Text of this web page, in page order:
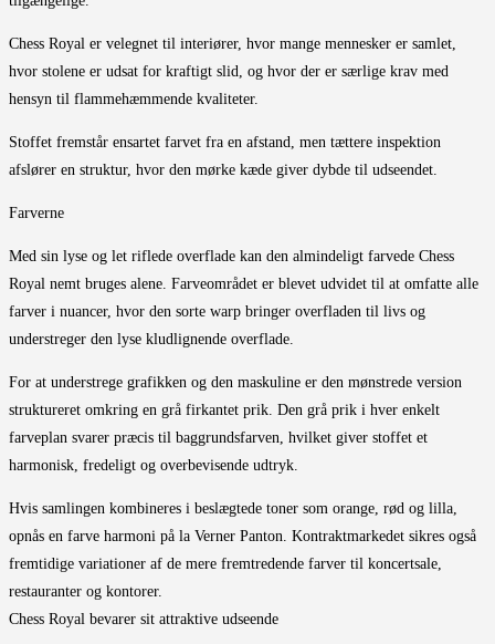
Chess Royal er velegnet til interiører, hvor mange mennesker er samlet,
hvor stolene er udsat for kraftigt slid, og hvor der er særlige krav med
hensyn til flammehæmmende kvaliteter.
Stoffet fremstår ensartet farvet fra en afstand, men tættere inspektion
afslører en struktur, hvor den mørke kæde giver dybde til udseendet.
Farverne
Med sin lyse og let riflede overflade kan den almindeligt farvede Chess
Royal nemt bruges alene. Farveområdet er blevet udvidet til at omfatte alle
farver i nuancer, hvor den sorte warp bringer overfladen til livs og
understreger den lyse kludlignende overflade.
For at understrege grafikken og den maskuline er den mønstrede version
struktureret omkring en grå firkantet prik. Den grå prik i hver enkelt
farveplan svarer præcis til baggrundsfarven, hvilket giver stoffet et
harmonisk, fredeligt og overbevisende udtryk.
Hvis samlingen kombineres i beslægtede toner som orange, rød og lilla,
opnås en farve harmoni på la Verner Panton. Kontraktmarkedet sikres også
fremtidige variationer af de mere fremtredende farver til koncertsale,
restauranter og kontorer.
Chess Royal bevarer sit attraktive udseende